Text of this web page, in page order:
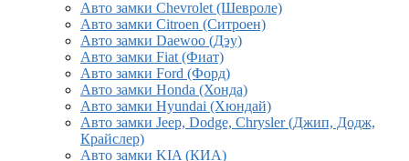
Авто замки Chevrolet (Шевроле)
Авто замки Citroen (Ситроен)
Авто замки Daewoo (Дэу)
Авто замки Fiat (Фиат)
Авто замки Ford (Форд)
Авто замки Honda (Хонда)
Авто замки Hyundai (Хюндай)
Авто замки Jeep, Dodge, Chrysler (Джип, Додж,
Крайслер)
Авто замки KIA (КИА)